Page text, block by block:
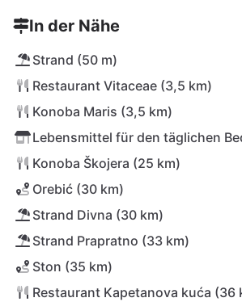
In der Nähe
Strand (50 m)
Restaurant Vitaceae (3,5 km)
Konoba Maris (3,5 km)
Lebensmittel für den täglichen
Konoba Škojera (25 km)
Orebić (30 km)
Strand Divna (30 km)
Strand Prapratno (33 km)
Ston (35 km)
Restaurant Kapetanova kuća (36